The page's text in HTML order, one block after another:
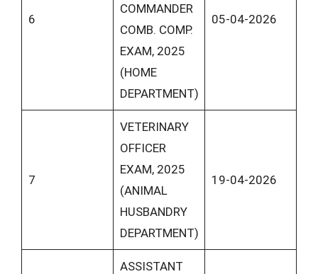
6
COMMANDER
COMB. COMP.
EXAM, 2025
(HOME
DEPARTMENT)
05-04-2026
7
VETERINARY
OFFICER
EXAM, 2025
(ANIMAL
HUSBANDRY
DEPARTMENT)
19-04-2026
ASSISTANT